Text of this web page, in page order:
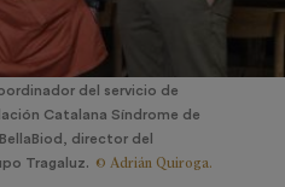
del servicio de
Catalana Síndrome de
director del
Tragaluz. © Adrián Quiroga.